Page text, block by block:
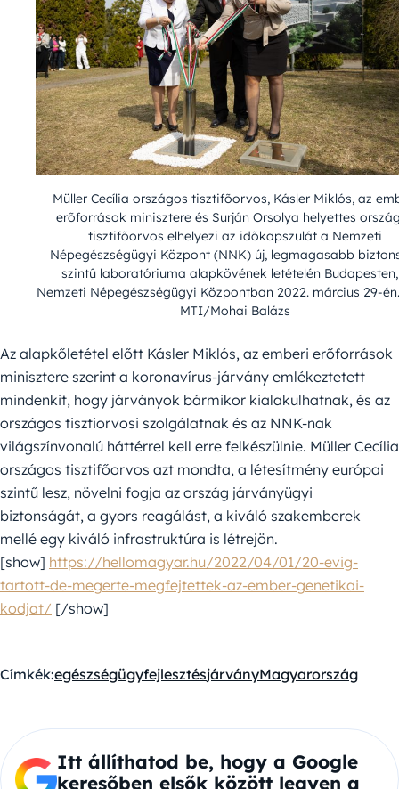
Müller Cecília országos tisztifõorvos, Kásler Miklós, az
erõforrások minisztere és Surján Orsolya helyettes
tisztifõorvos elhelyezi az idõkapszulát a Nemzeti
Népegészségügyi Központ (NNK) új, legmagasabb
szintû laboratóriuma alapkövének letételén
Nemzeti Népegészségügyi Központban 2022. március 29-
MTI/Mohai Balázs
Az alapkőletétel előtt Kásler Miklós, az emberi erőforrások
minisztere szerint a koronavírus-járvány emlékeztetett
mindenkit, hogy járványok bármikor kialakulhatnak, és az
országos tisztiorvosi szolgálatnak és az NNK-nak
világszínvonalú háttérrel kell erre felkészülnie. Müller Cecília
országos tisztifőorvos azt mondta, a létesítmény európai
szintű lesz, növelni fogja az ország járványügyi
biztonságát, a gyors reagálást, a kiváló szakemberek
mellé egy kiváló infrastruktúra is létrejön.
[show] https://hellomagyar.hu/2022/04/01/20-evig-
tartott-de-megerte-megfejtettek-az-ember-genetikai-
kodjat/ [/show]
Címkék:egészségügyfejlesztésjárványMagyarország
Itt állíthatod be, hogy a Google
keresőben elsők között legyen a